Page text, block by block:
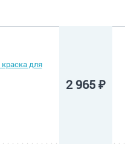
для
2 965 ₽